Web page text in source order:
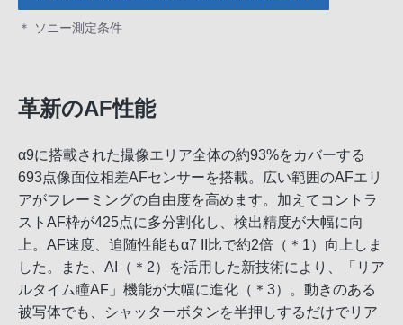
＊ ソニー測定条件
革新のAF性能
α9に搭載された撮像エリア全体の約93%をカバーする
693点像面位相差AFセンサーを搭載。広い範囲のAFエリ
アがフレーミングの自由度を高めます。加えてコントラ
ストAF枠が425点に多分割化し、検出精度が大幅に向
上。AF速度、追随性能もα7 II比で約2倍（＊1）向上しま
した。また、AI（＊2）を活用した新技術により、「リア
ルタイム瞳AF」機能が大幅に進化（＊3）。動きのある
被写体でも、シャッターボタンを半押しするだけでリア